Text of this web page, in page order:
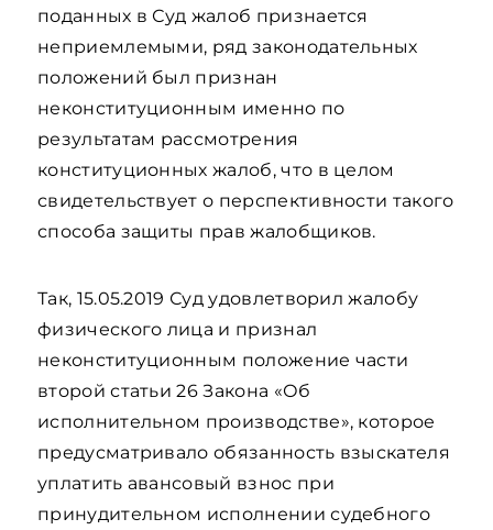
поданных в Суд жалоб признается
неприемлемыми, ряд законодательных
положений был признан
неконституционным именно по
результатам рассмотрения
конституционных жалоб, что в целом
свидетельствует о перспективности такого
способа защиты прав жалобщиков.
Так, 15.05.2019 Суд удовлетворил жалобу
физического лица и признал
неконституционным положение части
второй статьи 26 Закона «Об
исполнительном производстве», которое
предусматривало обязанность взыскателя
уплатить авансовый взнос при
принудительном исполнении судебного